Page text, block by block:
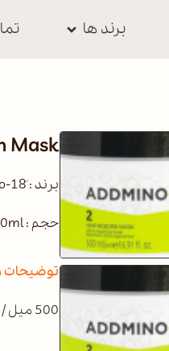
برند ها
Mask
برند : َAdmino-18
حجم : 500ml
500 میل / ماسک ترمیم کننده و تغذیه کننده عمیق